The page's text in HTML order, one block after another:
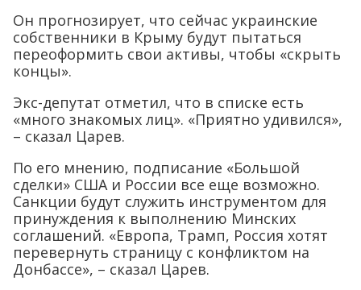
Он прогнозирует, что сейчас украинские
собственники в Крыму будут пытаться
переоформить свои активы, чтобы «скрыть
концы».
Экс-депутат отметил, что в списке есть
«много знакомых лиц». «Приятно удивился»,
– сказал Царев.
По его мнению, подписание «Большой
сделки» США и России все еще возможно.
Санкции будут служить инструментом для
принуждения к выполнению Минских
соглашений. «Европа, Трамп, Россия хотят
перевернуть страницу с конфликтом на
Донбассе», – сказал Царев.